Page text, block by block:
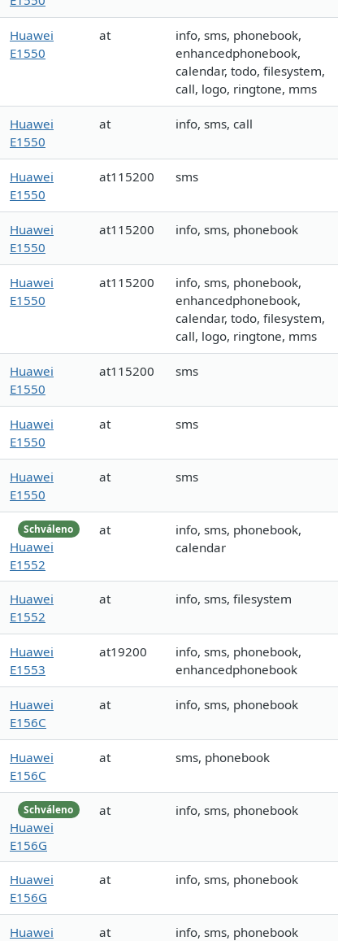
Huawei
E1550
at
info, sms, phonebook,
enhancedphonebook,
calendar, todo, filesystem,
call, logo, ringtone, mms
Huawei
E1550
at info, sms, call
Huawei
E1550
at115200 sms
Huawei
E1550
at115200 info, sms, phonebook
Huawei
E1550
at115200
info, sms, phonebook,
enhancedphonebook,
calendar, todo, filesystem,
call, logo, ringtone, mms
Huawei
E1550
at115200 sms
Huawei
E1550
at sms
Huawei
E1550
at sms
Schváleno
Huawei
E1552
at
info, sms, phonebook,
calendar
Huawei
E1552
at info, sms, filesystem
Huawei
E1553
at19200
info, sms, phonebook,
enhancedphonebook
Huawei
E156C
at info, sms, phonebook
Huawei
E156C
at sms, phonebook
Schváleno
Huawei
E156G
at info, sms, phonebook
Huawei
E156G
at info, sms, phonebook
Huawei at info, sms, phonebook